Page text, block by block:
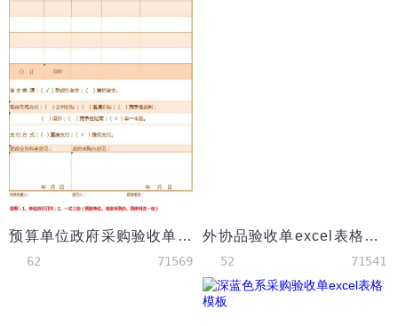
预算单位政府采购验收单excel模板
62 71569
外协品验收单excel表格模板
52 71541